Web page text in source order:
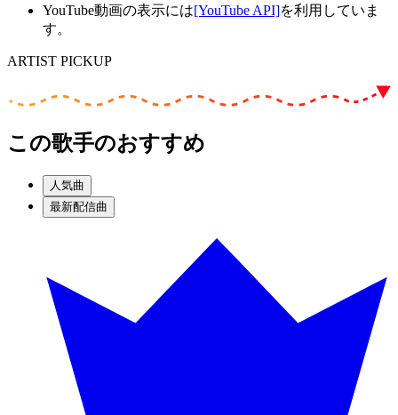
YouTube動画の表示には[YouTube API]を利用していま
す。
ARTIST PICKUP
この歌手のおすすめ
人気曲
最新配信曲